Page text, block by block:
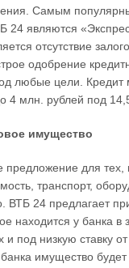
Самым
24 являются
отсутствие
одобрение
любые цели. Кредит
4 млн. рублей под
имущество
предложение для тех,
транспорт,
ВТБ 24 предлагает
находится у банка в
и под низкую ставку
имущество будет